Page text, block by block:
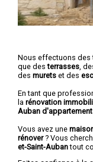
Nous effectuons des
que desterrasses ,
des murets et des
En tant que
la rénovation
Auban
Vous avez une
rénover? Vous
et-Saint-Aubantout